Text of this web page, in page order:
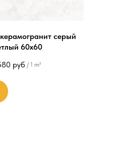
серый
60х60
руб / 1 m²